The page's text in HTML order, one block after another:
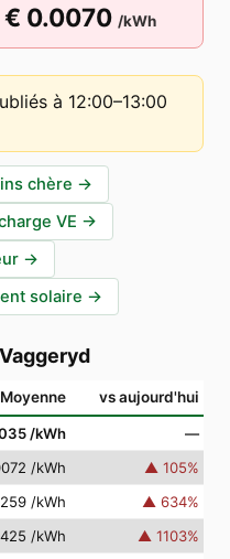
€ 0.0070 /kWh
à 12:00–13:00
chère →
VE →
→
solaire →
Vaggeryd
Moyenne vs aujourd'hui
/kWh
—
/kWh ▲ 105%
/kWh ▲ 634%
/kWh ▲ 1103%